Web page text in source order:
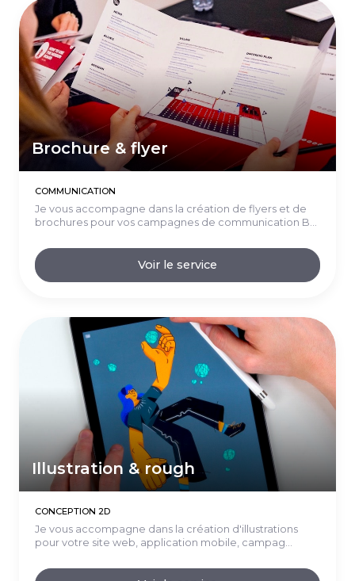
Brochure & flyer
COMMUNICATION
Je vous accompagne dans la création de flyers et de
brochures pour vos campagnes de communication B...
Voir le service
Illustration & rough
CONCEPTION 2D
Je vous accompagne dans la création d'illustrations
pour votre site web, application mobile, campag...